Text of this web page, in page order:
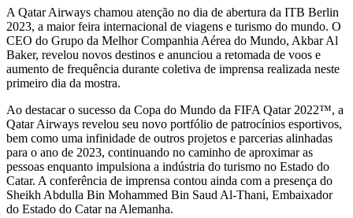
A Qatar Airways chamou atenção no dia de abertura da ITB Berlin
2023, a maior feira internacional de viagens e turismo do mundo. O
CEO do Grupo da Melhor Companhia Aérea do Mundo, Akbar Al
Baker, revelou novos destinos e anunciou a retomada de voos e
aumento de frequência durante coletiva de imprensa realizada neste
primeiro dia da mostra.
Ao destacar o sucesso da Copa do Mundo da FIFA Qatar 2022™, a
Qatar Airways revelou seu novo portfólio de patrocínios esportivos,
bem como uma infinidade de outros projetos e parcerias alinhadas
para o ano de 2023, continuando no caminho de aproximar as
pessoas enquanto impulsiona a indústria do turismo no Estado do
Catar. A conferência de imprensa contou ainda com a presença do
Sheikh Abdulla Bin Mohammed Bin Saud Al-Thani, Embaixador
do Estado do Catar na Alemanha.